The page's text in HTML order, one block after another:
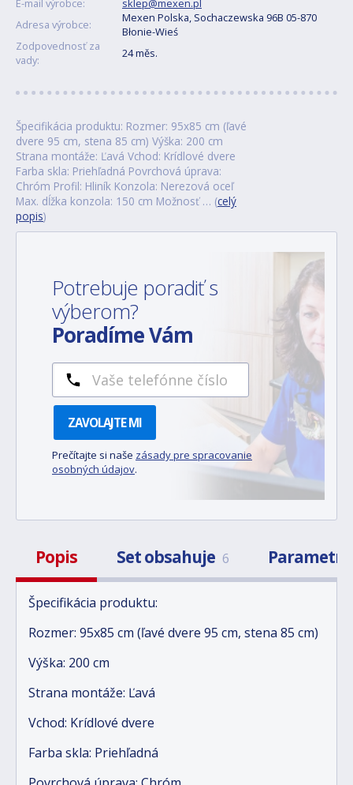
Adresa výrobce:
Mexen Polska, Sochaczewska 96B 05-870
Błonie-Wieś
Zodpovednosť za
vady:
24 měs.
Špecifikácia produktu: Rozmer: 95x85 cm (ľavé
dvere 95 cm, stena 85 cm) Výška: 200 cm
Strana montáže: Ľavá Vchod: Krídlové dvere
Farba skla: Priehľadná Povrchová úprava:
Chróm Profil: Hliník Konzola: Nerezová oceľ
Max. dĺžka konzola: 150 cm Možnosť … (celý
popis)
Potrebuje poradiť s
výberom?
Poradíme Vám
ZAVOLAJTE MI
Prečítajte si naše zásady pre spracovanie
osobných údajov.
Popis Set obsahuje 6 Parametre
Špecifikácia produktu:
Rozmer: 95x85 cm (ľavé dvere 95 cm, stena 85 cm)
Výška: 200 cm
Strana montáže: Ľavá
Vchod: Krídlové dvere
Farba skla: Priehľadná